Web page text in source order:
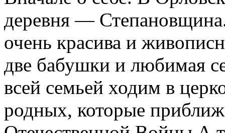
деревня —
очень красива и
две бабушки и любимая
всей семьей ходим в
родных, которые